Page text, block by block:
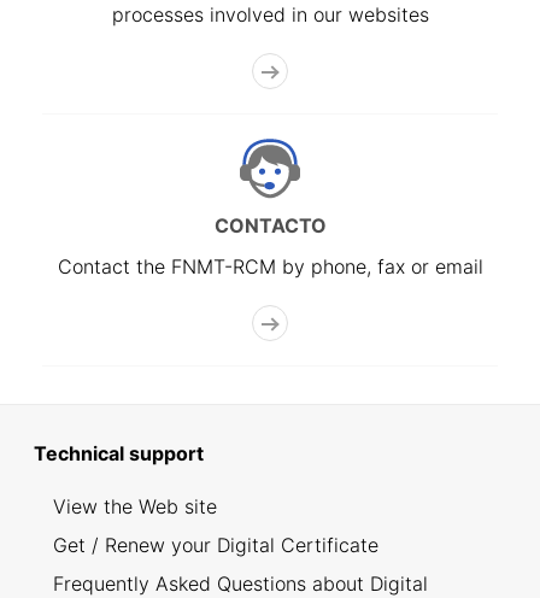
processes involved in our websites
CONTACTO
Contact the FNMT-RCM by phone, fax or email
Technical support
View the Web site
Get / Renew your Digital Certificate
Frequently Asked Questions about Digital